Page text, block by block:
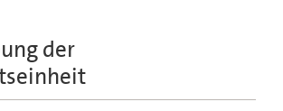
der